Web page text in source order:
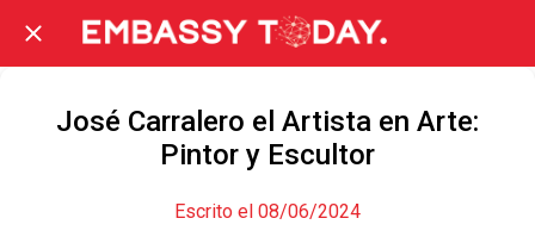
José Carralero el Artista en Arte:
Pintor y Escultor
Escrito el 08/06/2024